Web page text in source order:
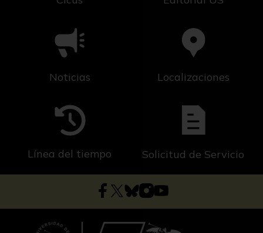
Noticias Localizaciones
Línea del tiempo Solicitud de Servicio